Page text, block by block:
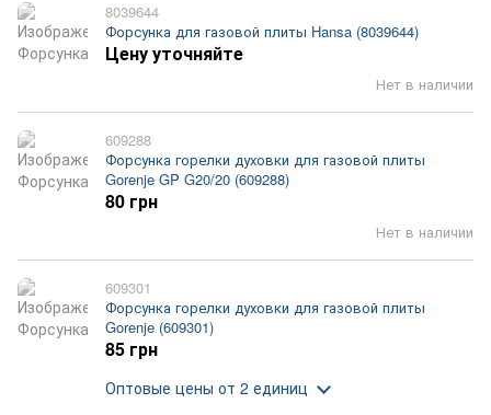
8039644
Форсунка для газовой плиты Hansa (8039644)
Нет в наличии
Цену уточняйте
609288
Форсунка горелки духовки для газовой плиты
Gorenje GP G20/20 (609288)
Нет в наличии
80 грн
609301
Форсунка горелки духовки для газовой плиты
Gorenje (609301)
85 грн
Оптовые цены от 2 единиц